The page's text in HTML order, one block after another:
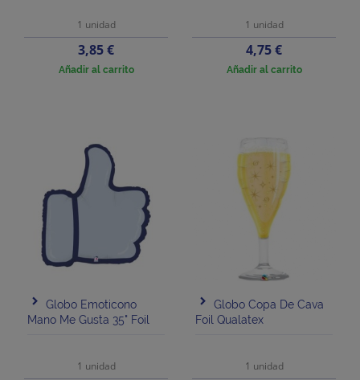
1 unidad
Precio
3,85 €
Añadir al carrito
1 unidad
Precio
4,75 €
Añadir al carrito
Globo Emoticono
Mano Me Gusta 35" Foil
1 unidad
Globo Copa De Cava
Foil Qualatex
1 unidad